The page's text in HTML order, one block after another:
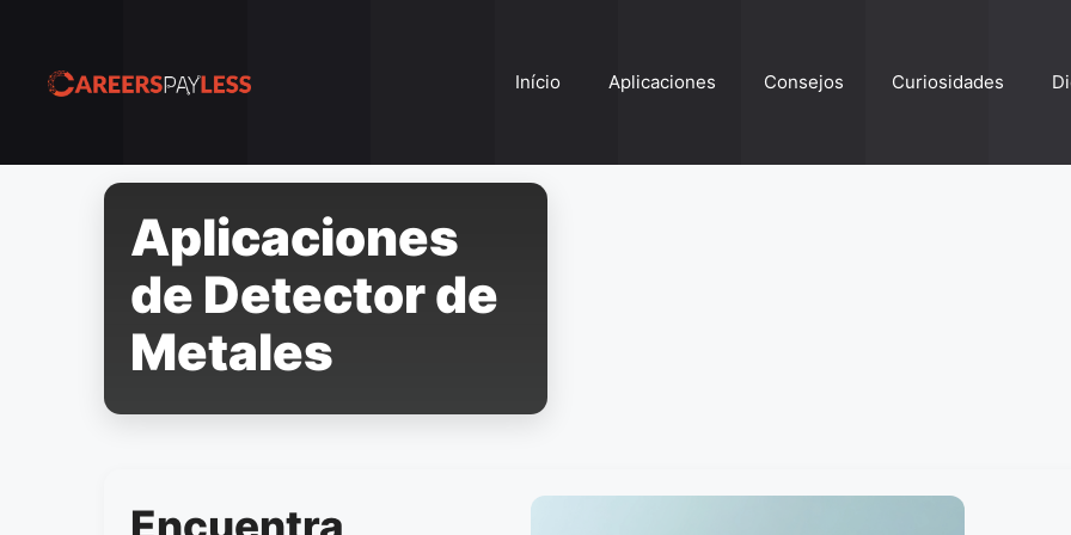
conteúdo
Início Aplicaciones Consejos Curiosidades
Aplicaciones
de Detector de
Metales